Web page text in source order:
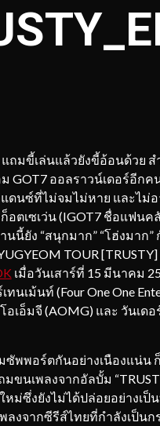
ถมขี้เล่นแล้วยังขี้อ้อนด้วย
GOT7 ออลราวน์เดอร์อีกค
นซ์ที่ไม่จมไม่หาย และไม่อ
ตเซเว่น (IGOT7 ชื่อแฟนค
นี้ยัง “สนุกมาก” “โฮ่งมาก
TOUR
เมื่อวันเสาร์ที่ 15 มีนาคม
ทนเม้นท์ (Four One One
เอ็มจี (AOMG) และ วันเดอ
ซัพพอร์ตกันอย่างเนืองแน่น
ขนเพลงจากอัลบั้ม
หม่ซึ่งยังไม่ได้ปล่อยอย่างเป็
งจากซีรีส์ไทยที่กำลังเป็นก